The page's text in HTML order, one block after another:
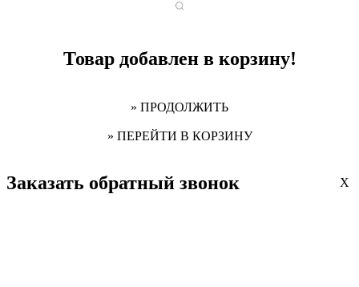
Товар добавлен в корзину!
» ПРОДОЛЖИТЬ
» ПЕРЕЙТИ В КОРЗИНУ
Заказать обратный звонок X